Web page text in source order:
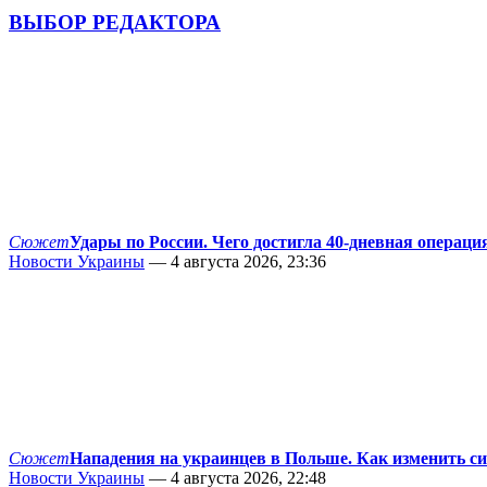
ВЫБОР РЕДАКТОРА
СюжетУдары по России. Чего достигла 40-дневная
Новости Украины — 4 августа 2026, 23:36
СюжетНападения на украинцев в Польше. Как изменить
Новости Украины — 4 августа 2026, 22:48